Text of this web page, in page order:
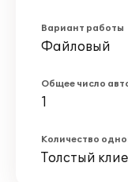
Вариант работы
Файловый
Общее число
1
Количество
Толстый